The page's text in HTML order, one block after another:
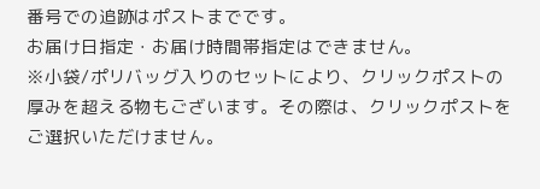
番号での追跡はポストまでです。
お届け日指定・お届け時間帯指定はできません。
※小袋/ポリバッグ入りのセットにより、クリックポストの
厚みを超える物もございます。その際は、クリックポストを
ご選択いただけません。